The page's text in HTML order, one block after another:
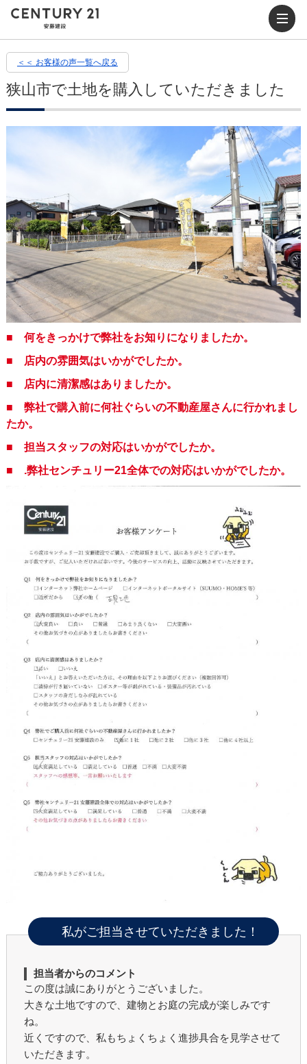
＜＜ お客様の声一覧へ戻る
狭山市で土地を購入していただきました
■ 何をきっかけで弊社をお知りになりましたか。
■ 店内の雰囲気はいかがでしたか。
■ 店内に清潔感はありましたか。
■ 弊社で購入前に何社ぐらいの不動産屋さんに行かれまし
たか。
■ 担当スタッフの対応はいかがでしたか。
■ .弊社センチュリー21全体での対応はいかがでしたか。
私がご担当させていただきました！
担当者からのコメント
この度は誠にありがとうございました。
大きな土地ですので、建物とお庭の完成が楽しみです
ね。
近くですので、私もちょくちょく進捗具合を見学させて
いただきます。